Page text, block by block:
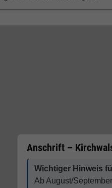
Anschrift –
Wichtiger Hinweis
Ab August/